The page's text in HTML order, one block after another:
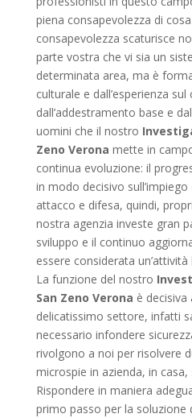
piena consapevolezza di
consapevolezza scaturisce
parte vostra che vi sia un
determinata area, ma è
culturale e dall’esperienza
dall’addestramento base e
uomini che il nostro
Zeno Verona mette in
continua evoluzione: il
in modo decisivo
attacco e difesa, quindi,
nostra agenzia investe gran
sviluppo e il continuo
essere considerata
La funzione del nostro
San Zeno Verona è decisiva
delicatissimo settore, infatti
necessario infondere
rivolgono a noi per risolvere
microspie in azienda, in
Rispondere in maniera
primo passo per la soluzione